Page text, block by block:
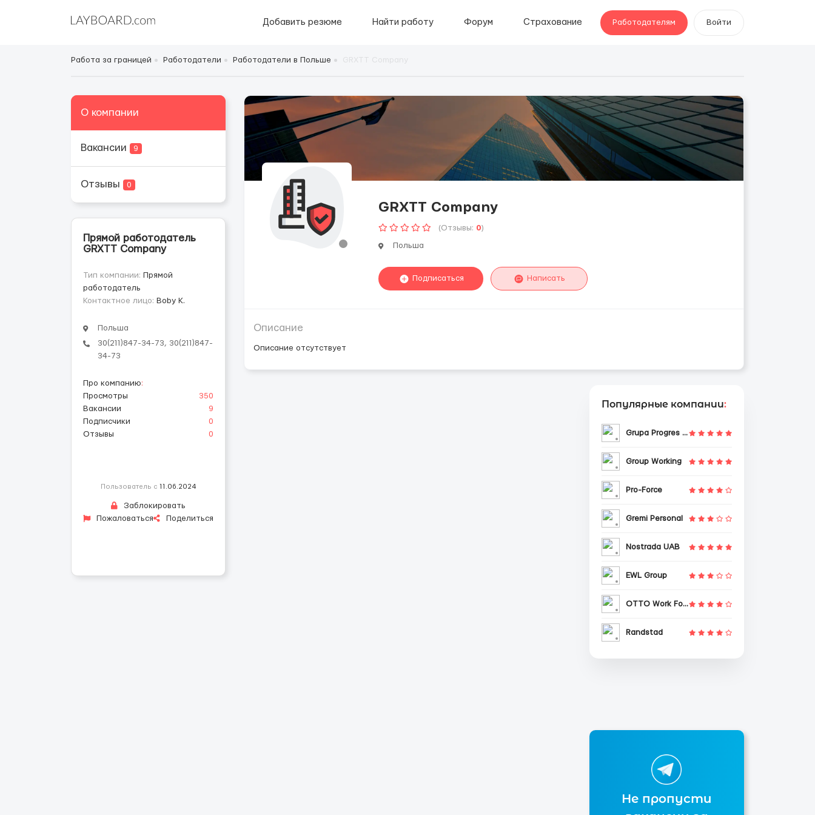
Добавить резюме Найти работу Форум Страхование Работодателям Войти
Работа за границей Работодатели Работодатели в Польше
О компании
Вакансии 9
Отзывы 0
Прямой работодатель
GRXTT Company
Тип компании: Прямой
работодатель
Контактное лицо: Boby K.
Польша
30(211)847-34-73, 30(211)847-
34-73
Про компанию:
Просмотры
350
Вакансии
9
Подписчики
0
Отзывы
0
Пользователь с 11.06.2024
Заблокировать
Пожаловаться
Поделиться
GRXTT Company
(Отзывы: 0)
Польша
Подписаться Написать
Описание
Описание отсутствует
Популярные компании:
Grupa Progres Sp. z o.o.
Group Working
Pro-Force
Gremi Personal
Nostrada UAB
EWL Group
OTTO Work Force
Randstad
Не пропусти